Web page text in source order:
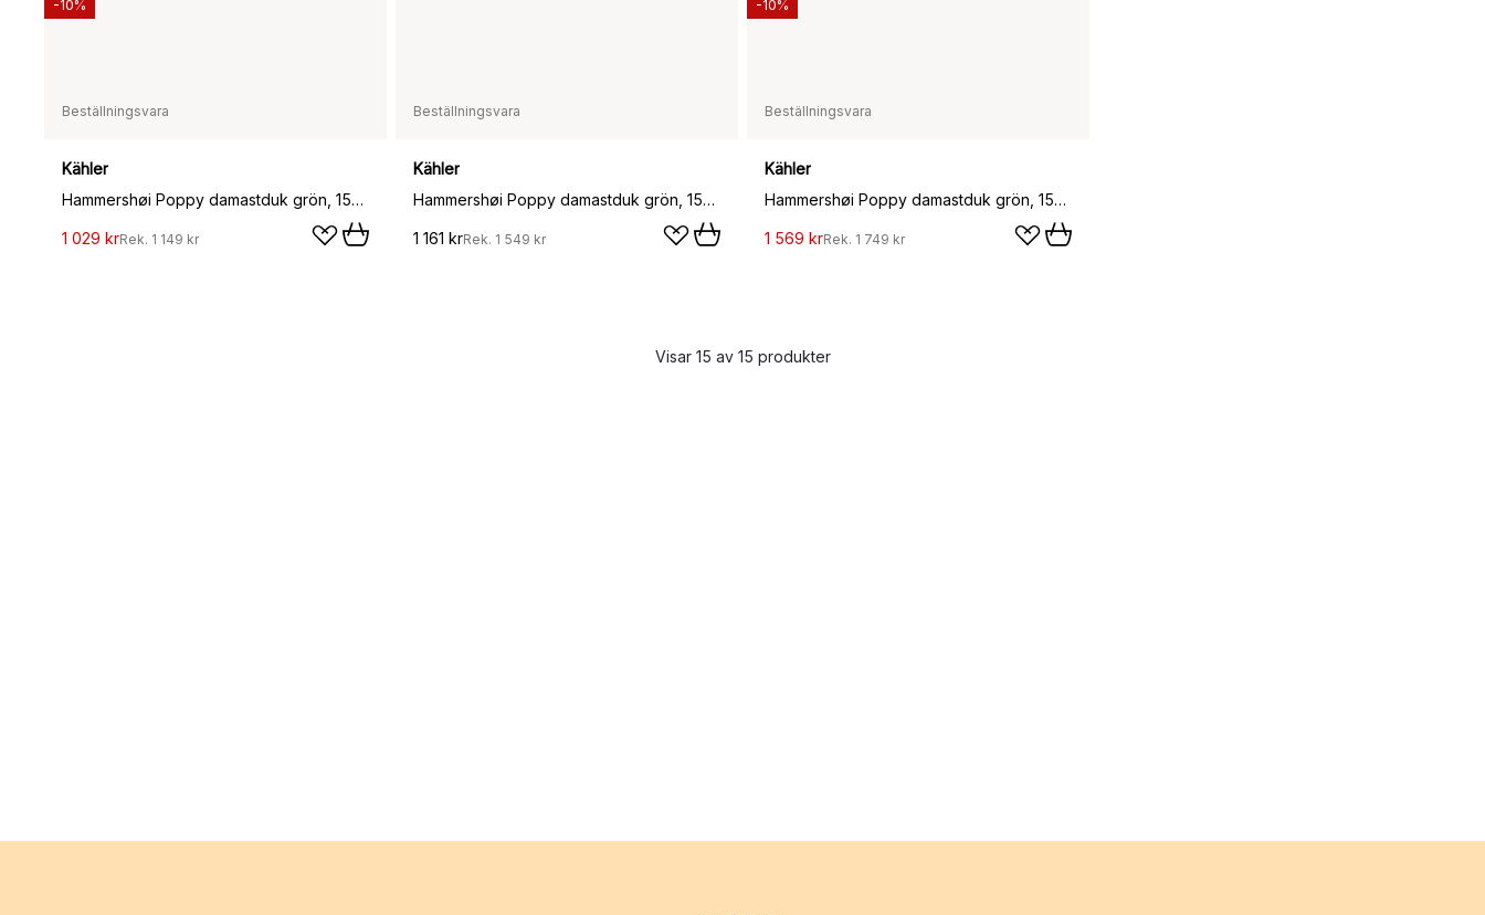
Beställningsvara
Kähler
Hammershøi Poppy damastduk grön, 150x200 cm
1 029 krRek. 1 149 kr
-10%
Beställningsvara
Kähler
Hammershøi Poppy damastduk grön, 150x320 cm
1 161 krRek. 1 549 kr
Beställningsvara
Kähler
Hammershøi Poppy damastduk grön, 150x370 cm
1 569 krRek. 1 749 kr
-10%
Visar 15 av 15 produkter